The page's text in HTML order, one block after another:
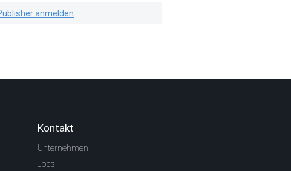
anmelden
Kontakt
Unternehmen
Jobs